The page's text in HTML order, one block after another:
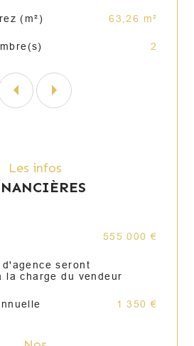
(m²) 63,26 m²
2
Les infos
555 000 €
seront
la charge du vendeur
1 350 €